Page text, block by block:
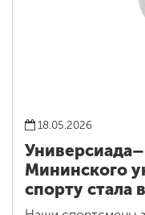
18.05.2026
Мининского
спорту стала